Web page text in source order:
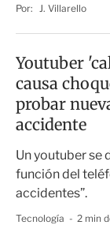
Por: J. Villarello
Youtuber
causa
probar
accidente
Un youtuber se
función del
accidentes”.
Tecnología
2 min